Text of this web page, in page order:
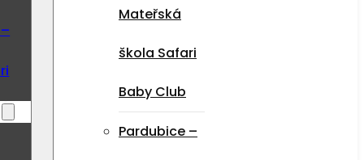
Mateřská
škola Safari
Baby Club
Pardubice –